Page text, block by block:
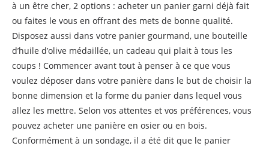
à un être cher, 2 options : acheter un panier garni déjà fait
ou faites le vous en offrant des mets de bonne qualité.
Disposez aussi dans votre panier gourmand, une bouteille
d’huile d’olive médaillée, un cadeau qui plait à tous les
coups ! Commencer avant tout à penser à ce que vous
voulez déposer dans votre panière dans le but de choisir la
bonne dimension et la forme du panier dans lequel vous
allez les mettre. Selon vos attentes et vos préférences, vous
pouvez acheter une panière en osier ou en bois.
Conformément à un sondage, il a été dit que le panier